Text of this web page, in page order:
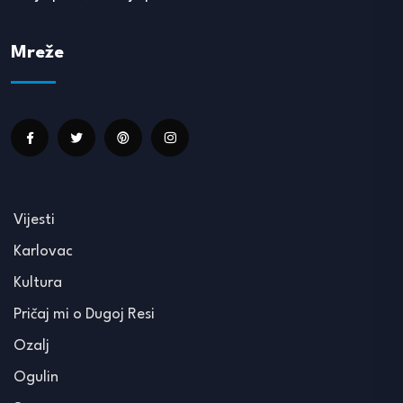
Mreže
Vijesti
Karlovac
Kultura
Pričaj mi o Dugoj Resi
Ozalj
Ogulin